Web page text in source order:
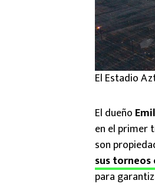
El Estadio
El dueño
en el primer
son
sus torneos
para